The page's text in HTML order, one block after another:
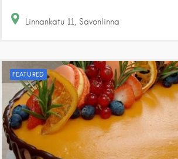
Linnankatu 11 Savonlinna
FEATURED